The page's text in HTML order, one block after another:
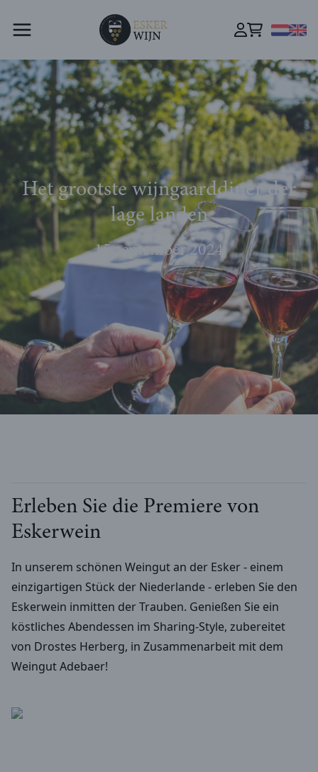
Het grootste wijngaarddiner der
lage landen
15 september 2024
Erleben Sie die Premiere von
Eskerwein
In unserem schönen Weingut an der Esker - einem
einzigartigen Stück der Niederlande - erleben Sie den
Eskerwein inmitten der Trauben. Genießen Sie ein
köstliches Abendessen im Sharing-Style, zubereitet
von Drostes Herberg, in Zusammenarbeit mit dem
Weingut Adebaer!